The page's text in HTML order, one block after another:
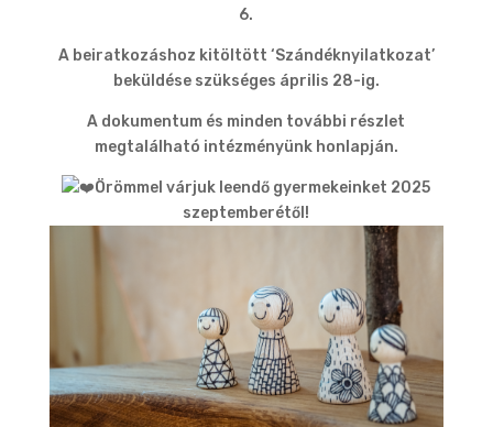
6.
A beiratkozáshoz kitöltött ‘Szándéknyilatkozat’
beküldése szükséges április 28-ig.
A dokumentum és minden további részlet
megtalálható intézményünk honlapján.
Örömmel várjuk leendő gyermekeinket 2025
szeptemberétől!